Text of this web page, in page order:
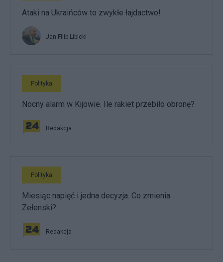
Ataki na Ukraińców to zwykłe łajdactwo!
Jan Filip Libicki
Polityka
Nocny alarm w Kijowie. Ile rakiet przebiło obronę?
Redakcja
Polityka
Miesiąc napięć i jedna decyzja. Co zmienia
Zełenski?
Redakcja